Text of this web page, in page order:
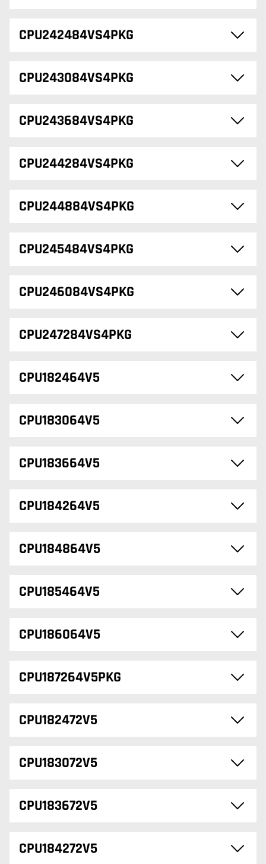
CPU242484VS4PKG
CPU243084VS4PKG
CPU243684VS4PKG
CPU244284VS4PKG
CPU244884VS4PKG
CPU245484VS4PKG
CPU246084VS4PKG
CPU247284VS4PKG
CPU182464V5
CPU183064V5
CPU183664V5
CPU184264V5
CPU184864V5
CPU185464V5
CPU186064V5
CPU187264V5PKG
CPU182472V5
CPU183072V5
CPU183672V5
CPU184272V5